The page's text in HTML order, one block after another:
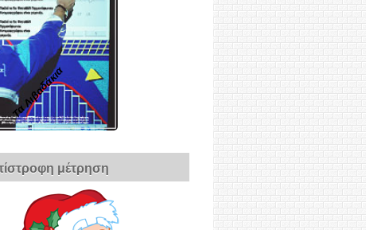
Τα Λιβαδάκια
μέτρηση